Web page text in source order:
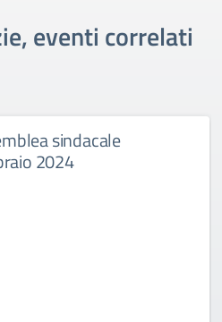
eventi correlati
sindacale
2024